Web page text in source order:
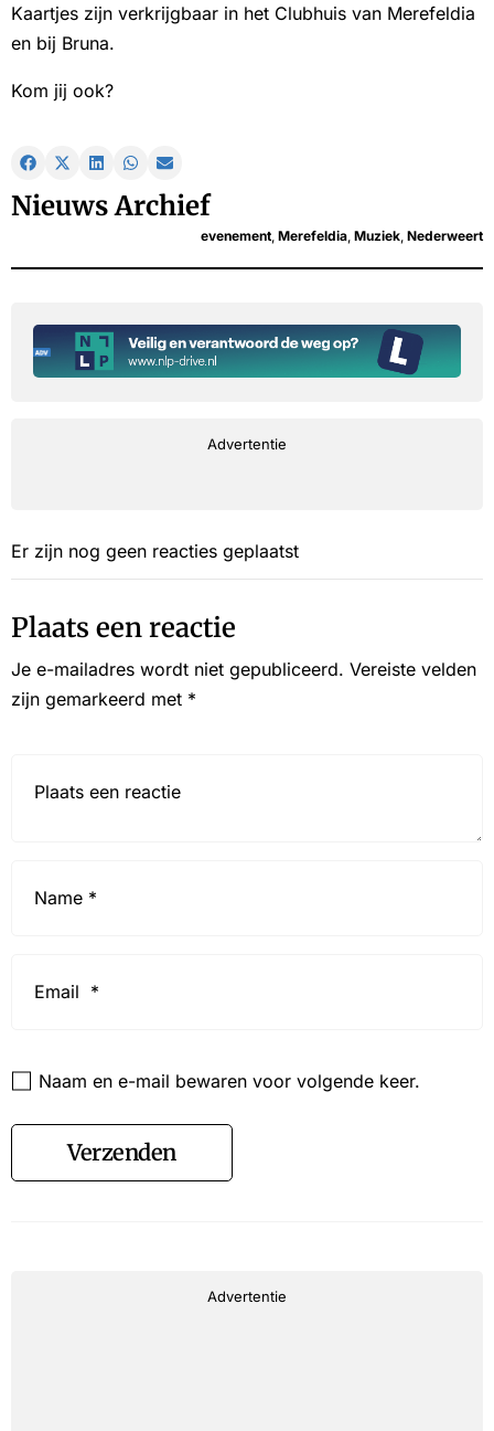
Kaartjes zijn verkrijgbaar in het Clubhuis van Merefeldia
en bij Bruna.
Kom jij ook?
Nieuws Archief
evenement Merefeldia Muziek Nederweert
Advertentie
Er zijn nog geen reacties geplaatst
Plaats een reactie
Je e-mailadres wordt niet gepubliceerd. Vereiste velden
zijn gemarkeerd met *
Naam en e-mail bewaren voor volgende keer.
Verzenden
Advertentie